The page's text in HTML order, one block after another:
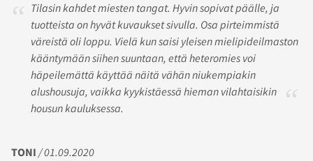
Tilasin kahdet miesten tangat. Hyvin sopivat päälle, ja
tuotteista on hyvät kuvaukset sivulla. Osa pirteimmistä
väreistä oli loppu. Vielä kun saisi yleisen mielipideilmaston
kääntymään siihen suuntaan, että heteromies voi
häpeilemättä käyttää näitä vähän niukempiakin
alushousuja, vaikka kyykistäessä hieman vilahtaisikin
housun kauluksessa.
TONI / 01.09.2020